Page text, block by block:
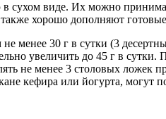
сухом виде. Их можно
хорошо дополняют
менее 30 г в сутки (3
увеличить до 45 г в сутки.
не менее 3 столовых ложек
кефира или йогурта, могут